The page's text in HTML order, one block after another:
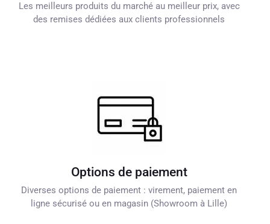
Les meilleurs produits du marché au meilleur prix, avec
des remises dédiées aux clients professionnels
Options de paiement
Diverses options de paiement : virement, paiement en
ligne sécurisé ou en magasin (Showroom à Lille)